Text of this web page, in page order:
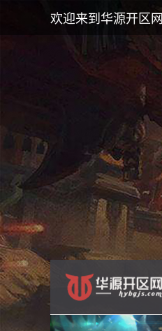
欢迎来到华源开区网